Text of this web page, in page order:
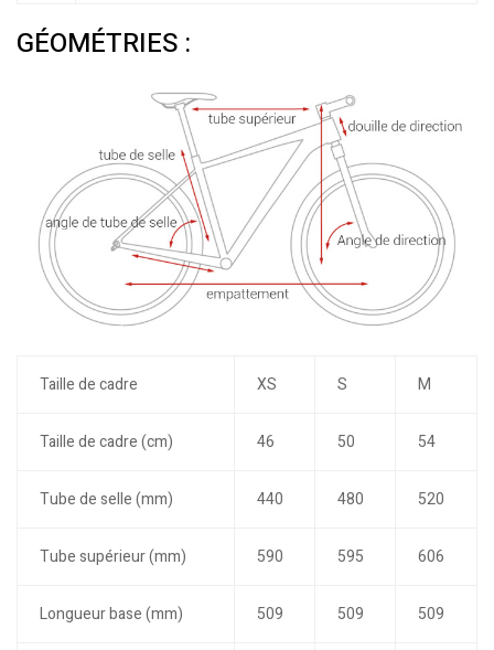
GÉOMÉTRIES :
Taille de cadre XS S M
Taille de cadre (cm) 46 50 54
Tube de selle (mm) 440 480 520
Tube supérieur (mm) 590 595 606
Longueur base (mm) 509 509 509